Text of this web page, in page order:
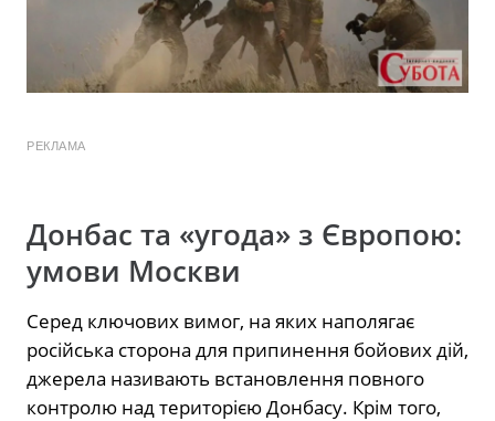
РЕКЛАМА
Донбас та «угода» з Європою:
умови Москви
Серед ключових вимог, на яких наполягає
російська сторона для припинення бойових дій,
джерела називають встановлення повного
контролю над територією Донбасу. Крім того,